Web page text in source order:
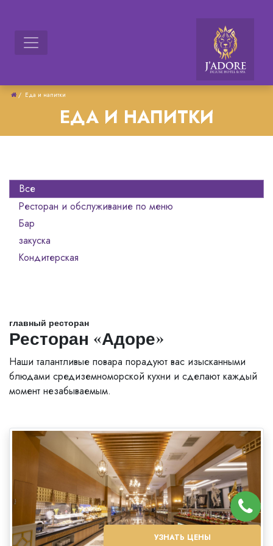
/ Еда и напитки
ЕДА И НАПИТКИ
Все
Ресторан и обслуживание по меню
Бар
закуска
Кондитерская
главный ресторан
Ресторан «Адоре»
Наши талантливые повара порадуют вас изысканными
блюдами средиземноморской кухни и сделают каждый
момент незабываемым.
УЗНАТЬ ЦЕНЫ